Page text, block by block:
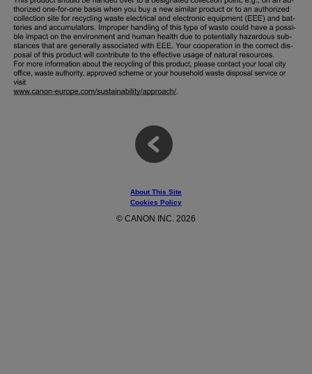
About This Site
Cookies Policy
© CANON INC. 2026